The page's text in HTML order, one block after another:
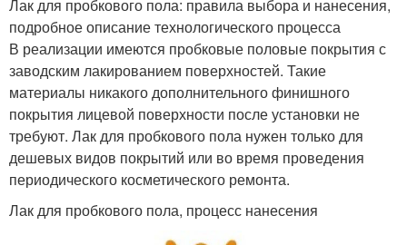
Лак для пробкового пола: правила выбора и нанесения,
подробное описание технологического процесса
В реализации имеются пробковые половые покрытия с
заводским лакированием поверхностей. Такие
материалы никакого дополнительного финишного
покрытия лицевой поверхности после установки не
требуют. Лак для пробкового пола нужен только для
дешевых видов покрытий или во время проведения
периодического косметического ремонта.
Лак для пробкового пола, процесс нанесения